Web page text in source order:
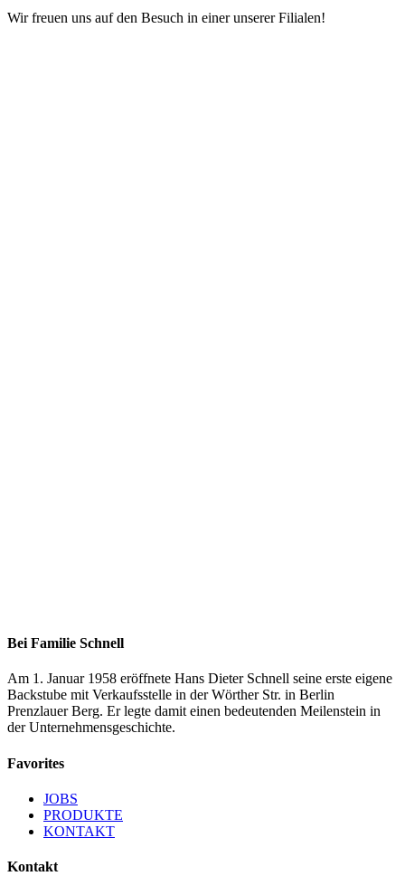
Wir freuen uns auf den Besuch in einer unserer Filialen!
Bei Familie Schnell
Am 1. Januar 1958 eröffnete Hans Dieter Schnell seine erste eigene
Backstube mit Verkaufsstelle in der Wörther Str. in Berlin
Prenzlauer Berg. Er legte damit einen bedeutenden Meilenstein in
der Unternehmensgeschichte.
Favorites
JOBS
PRODUKTE
KONTAKT
Kontakt